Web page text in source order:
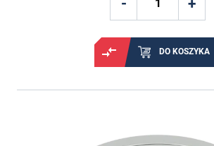
DO KOSZYKA